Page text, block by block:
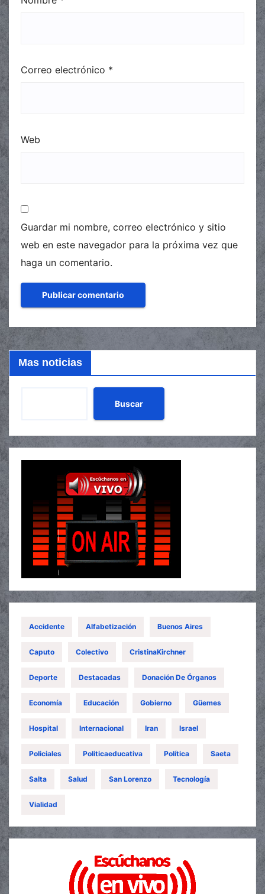
Correo electrónico *
Web
Guardar mi nombre, correo electrónico y sitio
web en este navegador para la próxima vez que
haga un comentario.
Mas noticias
Buscar
Accidente Alfabetización Buenos Aires
Caputo Colectivo CristinaKirchner
Deporte Destacadas Donación De Órganos
Economía Educación Gobierno Güemes
Hospital Internacional Iran Israel
Policiales Politicaeducativa Política Saeta
Salta Salud San Lorenzo Tecnología
Vialidad